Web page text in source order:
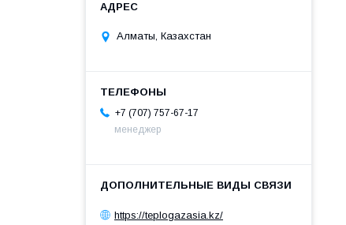
Алматы, Казахстан
+7 (707) 757-67-17
менеджер
https://teplogazasia.kz/